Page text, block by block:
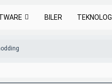
BILER TEKNOLOGI